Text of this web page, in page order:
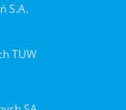
S.A.
TUW